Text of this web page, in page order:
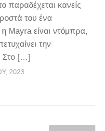
παραδέχεται κανείς
του ένα
Mayra είναι ντόμπρα,
την
Στο […]
2023